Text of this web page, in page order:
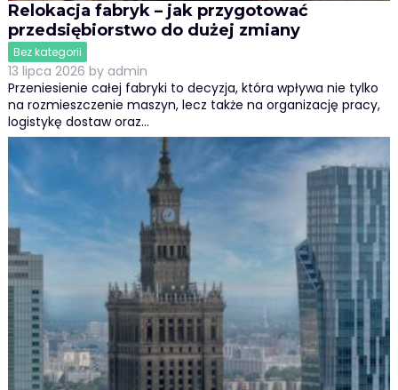
Relokacja fabryk – jak przygotować
przedsiębiorstwo do dużej zmiany
Bez kategorii
13 lipca 2026 by admin
Przeniesienie całej fabryki to decyzja, która wpływa nie tylko
na rozmieszczenie maszyn, lecz także na organizację pracy,
logistykę dostaw oraz…